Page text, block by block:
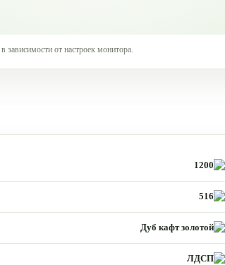
от настроек монитора.
1200
516
Дуб кафт золотой
ЛДСП